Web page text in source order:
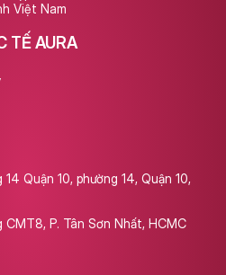
Việt Nam
TẾ AURA
Quận 10, phường 14, Quận 10,
P. Tân Sơn Nhất, HCMC